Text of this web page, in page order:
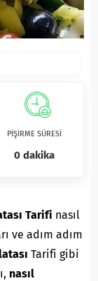
PİŞİRME SÜRESİ
0 dakika
Tarifi nasıl
ve adım adım
Tarifi gibi
nasıl